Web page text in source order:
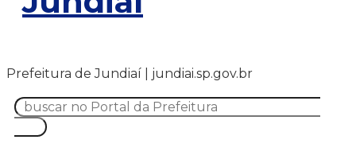
Prefeitura de Jundiaí | jundiai.sp.gov.br